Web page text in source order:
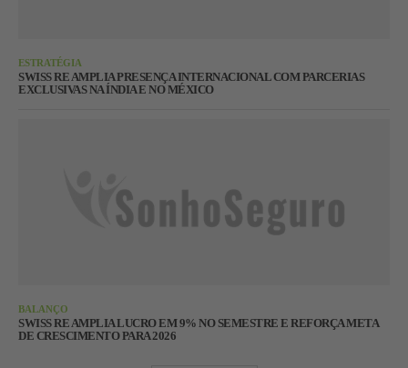
ESTRATÉGIA
SWISS RE AMPLIA PRESENÇA INTERNACIONAL COM PARCERIAS
EXCLUSIVAS NA ÍNDIA E NO MÉXICO
BALANÇO
SWISS RE AMPLIA LUCRO EM 9% NO SEMESTRE E REFORÇA META
DE CRESCIMENTO PARA 2026